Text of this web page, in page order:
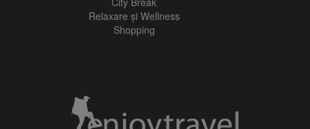
Relaxare și Wellness
Shopping